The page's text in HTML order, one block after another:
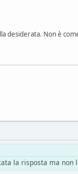
desiderata. Non è
la risposta ma non